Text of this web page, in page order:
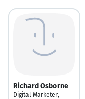
Richard Osborne
Digital Marketer,